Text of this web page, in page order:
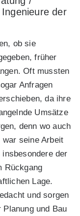
der
ob sie
früher
Oft mussten
Anfragen
da ihre
Umsätze
denn wo auch
seine Arbeit
der
Rückgang
Lage.
und sorgen
und Bau